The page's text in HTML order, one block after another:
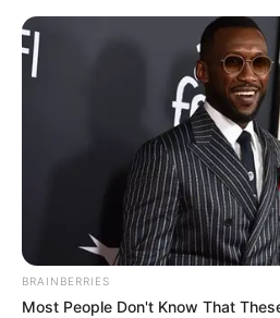
BRAINBERRIES
Most People Don't Know That